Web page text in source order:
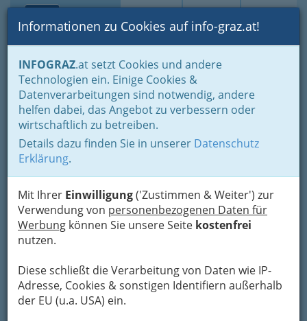
Suche Login Toggle
Informationen zu Cookies auf info-graz.at!
INFOGRAZ.at setzt Cookies und andere
Technologien ein. Einige Cookies &
Datenverarbeitungen sind notwendig, andere
helfen dabei, das Angebot zu verbessern oder
wirtschaftlich zu betreiben.
Details dazu finden Sie in unserer Datenschutz
Erklärung.
Mit Ihrer Einwilligung('Zustimmen & Weiter') zur
Verwendung von personenbezogenen Daten für
Werbung können Sie unsere Seite kostenfrei
nutzen.
Diese schließt die Verarbeitung von Daten wie IP-
Adresse, Cookies & sonstigen Identifiern außerhalb
der EU (u.a. USA) ein.
Home Branchen
Gewerbe, Handwerk, Banken
Gewerbe & Handwerk, Gliederung der WKO
Mechatroniker
Luftfahrzeugmechaniker
Luftfahrzeugmechaniker